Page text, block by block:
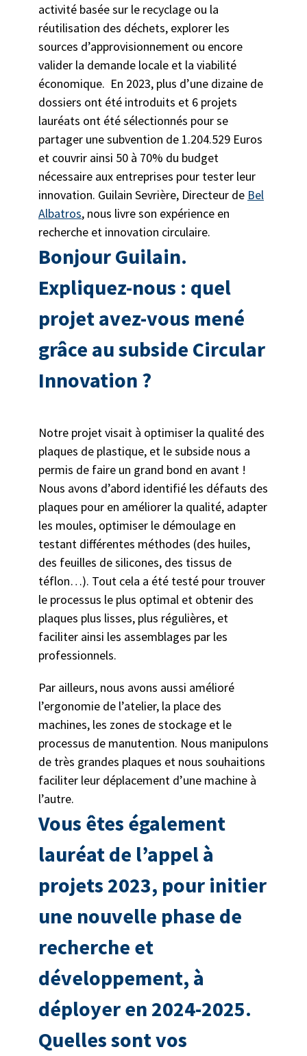
activité basée sur le recyclage ou la
réutilisation des déchets, explorer les
sources d’approvisionnement ou encore
valider la demande locale et la viabilité
économique. En 2023, plus d’une dizaine de
dossiers ont été introduits et 6 projets
lauréats ont été sélectionnés pour se
partager une subvention de 1.204.529 Euros
et couvrir ainsi 50 à 70% du budget
nécessaire aux entreprises pour tester leur
innovation. Guilain Sevrière, Directeur de Bel
Albatros, nous livre son expérience en
recherche et innovation circulaire.
Bonjour Guilain.
Expliquez-nous : quel
projet avez-vous mené
grâce au subside Circular
Innovation ?
Notre projet visait à optimiser la qualité des
plaques de plastique, et le subside nous a
permis de faire un grand bond en avant !
Nous avons d’abord identifié les défauts des
plaques pour en améliorer la qualité, adapter
les moules, optimiser le démoulage en
testant différentes méthodes (des huiles,
des feuilles de silicones, des tissus de
téflon…). Tout cela a été testé pour trouver
le processus le plus optimal et obtenir des
plaques plus lisses, plus régulières, et
faciliter ainsi les assemblages par les
professionnels.
Par ailleurs, nous avons aussi amélioré
l’ergonomie de l’atelier, la place des
machines, les zones de stockage et le
processus de manutention. Nous manipulons
de très grandes plaques et nous souhaitions
faciliter leur déplacement d’une machine à
l’autre.
Vous êtes également
lauréat de l’appel à
projets 2023, pour initier
une nouvelle phase de
recherche et
développement, à
déployer en 2024-2025.
Quelles sont vos